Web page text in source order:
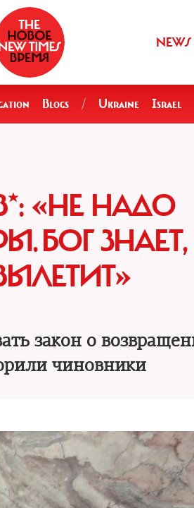
NEWS
Blogs / Ukraine Israel
«НЕ НАДО
БОГ ЗНАЕТ,
закон о
чиновники